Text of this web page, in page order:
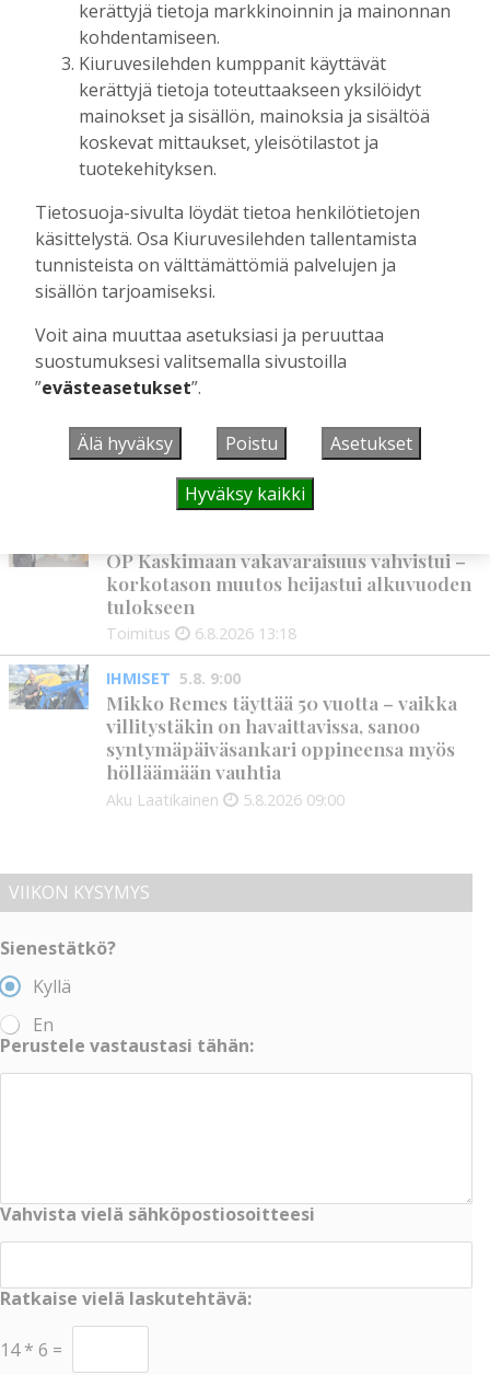
UUSIMMAT
MIELIPIDE 6.8. 16:09
Kuinka kauan Kiuruveden pyöräteiden
annetaan rapistua?
Vilho Ruotsalainen 6.8.2026 16:09
POLITIIKKA 6.8. 16:00
Biokaasu, Hingunniemi, tiet,
rahoitusasiat, työllisyys, lääkäripula… –
keskustelunaiheita
Aku Laatikainen 6.8.2026 16:00
Leikkausten ja veronkorotusten lisäksi
tarvitaan myös rahanhankkijoita
Alli Huovinen 6.8.2026 15:56
OP Kaskimaan vakavaraisuus vahvistui –
korkotason muutos heijastui alkuvuoden
tulokseen
Toimitus 6.8.2026 13:18
IHMISET 5.8. 9:00
Mikko Remes täyttää 50 vuotta – vaikka
villitystäkin on havaittavissa, sanoo
syntymäpäiväsankari oppineensa myös
hölläämään vauhtia
Aku Laatikainen 5.8.2026 09:00
VIIKON KYSYMYS
Sienestätkö?
Kyllä
En
Perustele vastaustasi tähän:
Vahvista vielä sähköpostiosoitteesi
Ratkaise vielä laskutehtävä:
14 * 6 =
kerättyjä tietoja markkinoinnin ja mainonnan
kohdentamiseen.
Kiuruvesilehden kumppanit käyttävät
kerättyjä tietoja toteuttaakseen yksilöidyt
mainokset ja sisällön, mainoksia ja sisältöä
koskevat mittaukset, yleisötilastot ja
tuotekehityksen.
Tietosuoja-sivulta löydät tietoa henkilötietojen
käsittelystä. Osa Kiuruvesilehden tallentamista
tunnisteista on välttämättömiä palvelujen ja
sisällön tarjoamiseksi.
Voit aina muuttaa asetuksiasi ja peruuttaa
suostumuksesi valitsemalla sivustoilla
”evästeasetukset”.
Älä hyväksy Poistu Asetukset
Hyväksy kaikki